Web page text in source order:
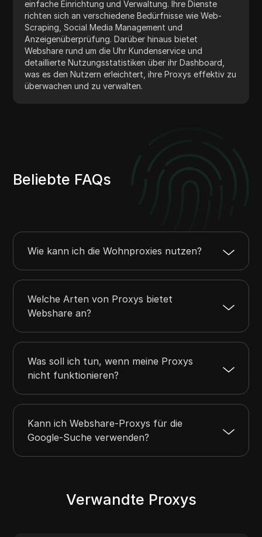
einfache Einrichtung und Verwaltung. Ihre Dienste
richten sich an verschiedene Bedürfnisse wie Web-
Scraping, Social Media Management und
Anzeigenüberprüfung. Darüber hinaus bietet
Webshare rund um die Uhr Kundenservice und
detaillierte Nutzungsstatistiken über ihr Dashboard,
was es den Nutzern erleichtert, ihre Proxys effektiv zu
überwachen und zu verwalten.
Beliebte FAQs
Wie kann ich die Wohnproxies nutzen?
Welche Arten von Proxys bietet
Webshare an?
Was soll ich tun, wenn meine Proxys
nicht funktionieren?
Kann ich Webshare-Proxys für die
Google-Suche verwenden?
Verwandte Proxys